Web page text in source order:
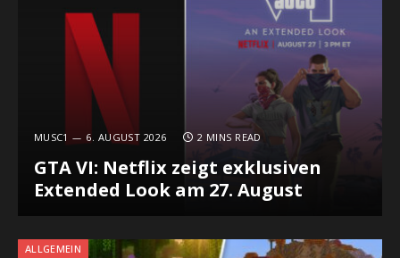
MUSC1 6. AUGUST 2026 2 MINS READ
GTA VI: Netflix zeigt exklusiven
Extended Look am 27. August
ALLGEMEIN